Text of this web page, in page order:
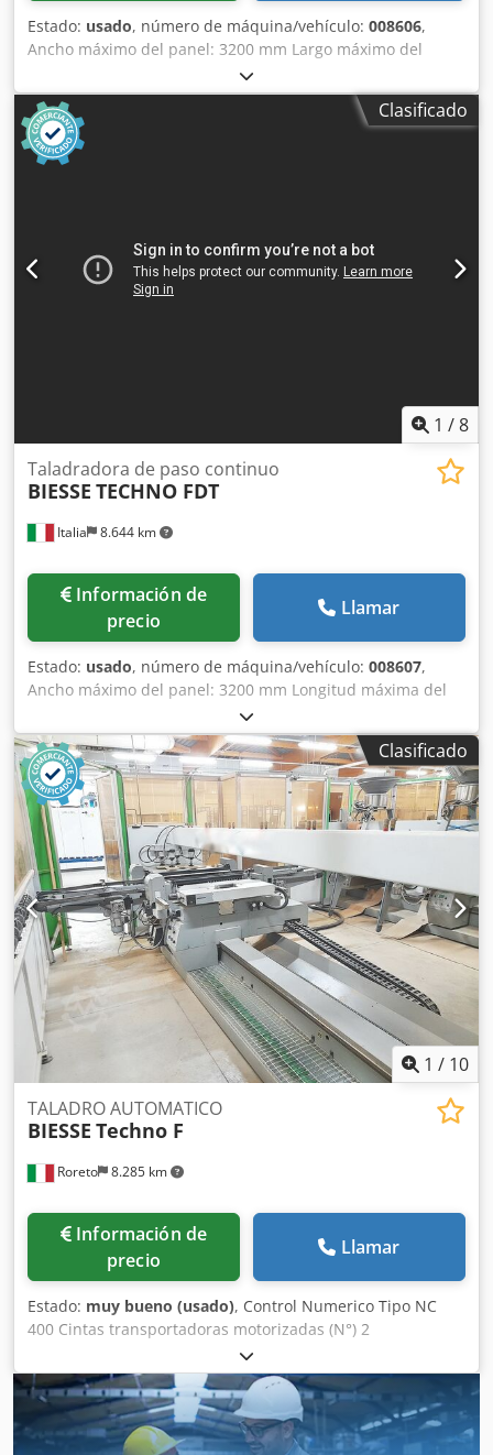
Estado: usado, número de máquina/vehículo: 008606,
Ancho máximo del panel: 3200 mm Largo máximo del
panel: 1000 mm Número de unidades: 5 Número de
unidades: 2 Posicionamiento mediante control NC: sí
Grupos horizontales laterales: sí Djdozqz Rcspfx Abieck
Clasificado
1 /8
Italia 8.644 km
Taladradora de paso continuo
BIESSE TECHNO FDT
Información de
precio
Llamar
Estado: usado, número de máquina/vehículo: 008607,
Ancho máximo del panel: 3200 mm Longitud máxima del
panel: 1000 mm Número de unidades: 6 Número de
unidades: 4 Dcsdpszqz N Eefx Abijk Grupos horizontales
laterales: sí
Clasificado
1 / 10
Roreto 8.285 km
TALADRO AUTOMATICO
BIESSE Techno F
Información de
precio
Llamar
Estado: muy bueno (usado), Control Numerico Tipo NC
400 Cintas transportadoras motorizadas (N°) 2
Grupos/Soportes horizontales (N°) 2 Cabezales de taladro
para cada soporte horizontal (N°) 2 Brocas para cada
cabezal de taladro horizontal (N°) 10 Anchura maxima de
trabajo (mm) 3200 - Anchura minima de trabajo (mm) 205
(ca.) Djdpfx Aszk Eulobijck Grupos/Soportes verticales